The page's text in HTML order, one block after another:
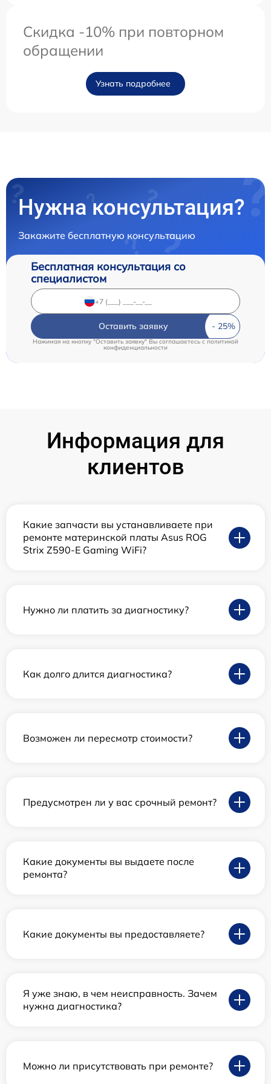
Скидка -10% при повторном
обращении
Узнать подробнее
Нужна консультация?
Закажите бесплатную консультацию
Бесплатная консультация со
специалистом
Оставить заявку
Нажимая на кнопку "Оставить заявку" Вы соглашаетесь c политикой
конфиденциальности
Информация для
клиентов
Какие запчасти вы устанавливаете при
ремонте материнской платы Asus ROG
Strix Z590-E Gaming WiFi?
Нужно ли платить за диагностику?
Как долго длится диагностика?
Возможен ли пересмотр стоимости?
Предусмотрен ли у вас срочный ремонт?
Какие документы вы выдаете после
ремонта?
Какие документы вы предоставляете?
Я уже знаю, в чем неисправность. Зачем
нужна диагностика?
Можно ли присутствовать при ремонте?